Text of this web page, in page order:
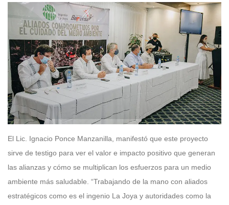
El Lic. Ignacio Ponce Manzanilla, manifestó que este proyecto
sirve de testigo para ver el valor e impacto positivo que generan
las alianzas y cómo se multiplican los esfuerzos para un medio
ambiente más saludable. “Trabajando de la mano con aliados
estratégicos como es el ingenio La Joya y autoridades como la